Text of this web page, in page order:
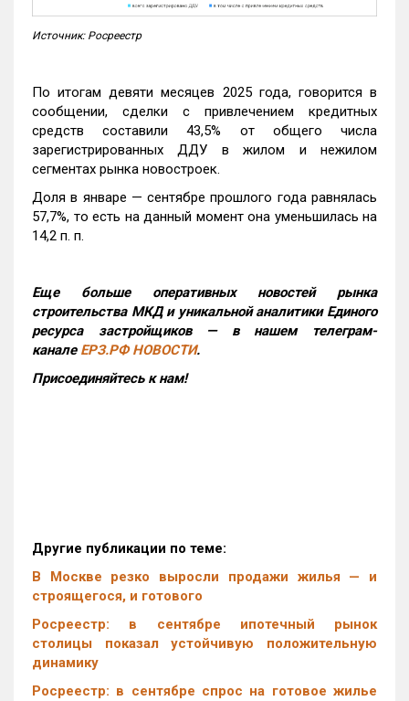
Источник: Росреестр
По итогам девяти месяцев 2025 года, говорится в
сообщении, сделки с привлечением кредитных
средств составили 43,5% от общего числа
зарегистрированных ДДУ в жилом и нежилом
сегментах рынка новостроек.
Доля в январе — сентябре прошлого года равнялась
57,7%, то есть на данный момент она уменьшилась на
14,2 п. п.
Еще больше оперативных новостей рынка
строительства МКД и уникальной аналитики Единого
ресурса застройщиков — в нашем телеграм-
канале ЕРЗ.РФ НОВОСТИ.
Присоединяйтесь к нам!
Другие публикации по теме:
В Москве резко выросли продажи жилья — и
строящегося, и готового
Росреестр: в сентябре ипотечный рынок
столицы показал устойчивую положительную
динамику
Росреестр: в сентябре спрос на готовое жилье